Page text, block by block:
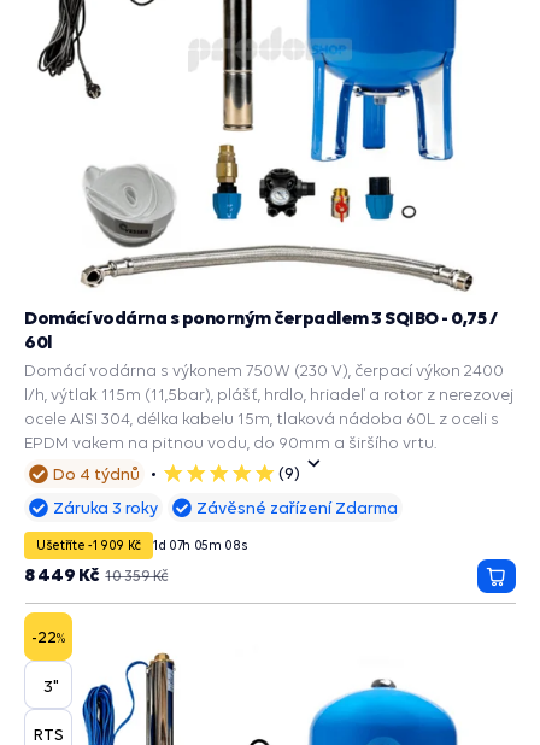
Do 4 týdnů
5
hvězdiček
(9)
Domácí vodárna s ponorným čerpadlem 3 SQIBO - 0,75 /
60l
Domácí vodárna s výkonem 750W (230 V), čerpací výkon 2400
l/h, výtlak 115m (11,5bar), plášť, hrdlo, hriadeľ a rotor z nerezovej
ocele AISI 304, délka kabelu 15m, tlaková nádoba 60L z oceli s
EPDM vakem na pitnou vodu, do 90mm a širšího vrtu.
Záruka 3 roky Závěsné zařízení Zdarma
Ušetříte -1 909 Kč 1d 07h 05m 07s
10 359 Kč
8 449 Kč
do
-22%
3"
RTS